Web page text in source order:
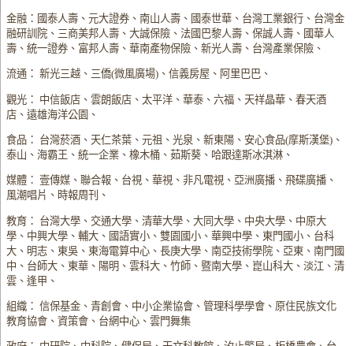
金融：國泰人壽、元大證券、南山人壽、國泰世華、台灣工業銀行、台灣金
融研訓院、三商美邦人壽、大誠保險、法國巴黎人壽、保誠人壽、國華人
壽、統一證券、富邦人壽、華南產物保險、新光人壽、台灣產業保險、
流通： 新光三越、三僑(微風廣場)、信義房屋、阿里巴巴、
觀光： 中信飯店、雲朗飯店、太平洋、華泰、六福、天祥晶華、春天酒
店、遠雄海洋公園、
食品： 台灣菸酒、天仁茶葉、元祖、光泉、新東陽、安心食品(摩斯漢堡)、
泰山、海霸王、統一企業、橡木桶、茹斯葵、哈跟達斯冰淇淋、
媒體： 壹傳媒、聯合報、台視、華視、非凡電視、亞洲廣播、飛碟廣播、
風潮唱片、時報周刊、
教育： 台灣大學、交通大學、清華大學、大同大學、中央大學、中原大
學、中興大學、輔大、國語實小、雙園國小、華興中學、東門國小、台科
大、明志、東吳、東海電算中心、長庚大學、南亞技術學院、亞東、南門國
中、台師大、東華、陽明、雲科大、竹師、暨南大學、崑山科大、淡江、清
雲、逢甲、
組織： 信保基金、青創會、中小企業協會、管理科學學會、原住民族文化
教育協會、資策會、台網中心、雲門舞集